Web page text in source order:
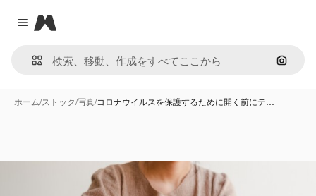
Close menu
Magnific
画像で
ホーム/ストック/写真/コロナウイルスを保護するために開く前にテ…